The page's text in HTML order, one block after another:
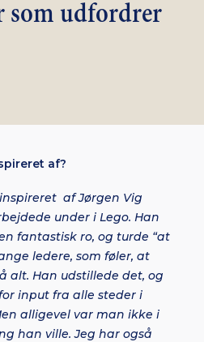
som udfordrer
af?
af Jørgen Vig
under i Lego. Han
fantastisk ro, og turde “at
ledere, som føler, at
alt. Han udstillede det, og
input fra alle steder i
alligevel var man ikke i
han ville. Jeg har også